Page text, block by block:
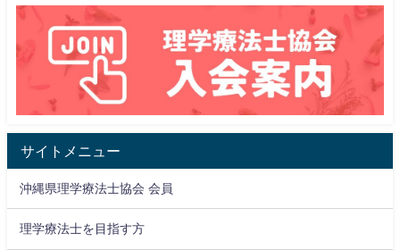
サイトメニュー
沖縄県理学療法士協会 会員
理学療法士を目指す方